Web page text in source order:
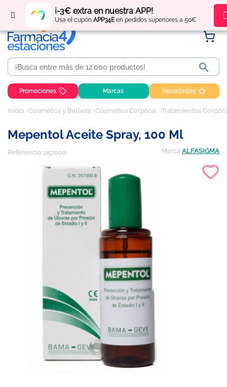
¡-3€ extra en nuestra APP!
Usa el cupón APP34Een pedidos superiores a 50€
Regístratey obtén puntos por tus compras

Promociones Marcas Novedades
Inicio Cosmética y Belleza Cosmética Corporal Tratamientos
Mepentol Aceite Spray, 100 Ml
Referencia: 257000 Marca ALFASIGMA